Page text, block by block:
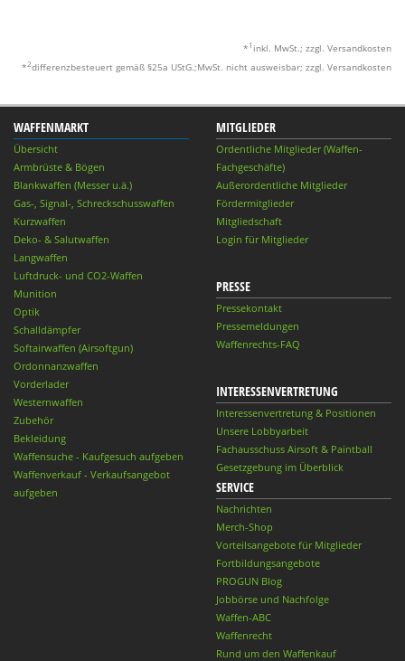
* 1 inkl. MwSt.; zzgl. Versandkosten
*2differenzbesteuert gemäß §25a UStG.;MwSt. nicht ausweisbar; zzgl. Versandkosten
WAFFENMARKT
Übersicht
Armbrüste & Bögen
Blankwaffen (Messer u.ä.)
Gas-, Signal-, Schreckschusswaffen
Kurzwaffen
Deko- & Salutwaffen
Langwaffen
Luftdruck- und CO2-Waffen
Munition
Optik
Schalldämpfer
Softairwaffen (Airsoftgun)
Ordonnanzwaffen
Vorderlader
Westernwaffen
Zubehör
Bekleidung
Waffensuche - Kaufgesuch aufgeben
Waffenverkauf - Verkaufsangebot
aufgeben
MITGLIEDER
Ordentliche Mitglieder (Waffen-
Fachgeschäfte)
Außerordentliche Mitglieder
Fördermitglieder
Mitgliedschaft
Login für Mitglieder
PRESSE
Pressekontakt
Pressemeldungen
Waffenrechts-FAQ
INTERESSENVERTRETUNG
Interessenvertretung & Positionen
Unsere Lobbyarbeit
Fachausschuss Airsoft & Paintball
Gesetzgebung im Überblick
SERVICE
Nachrichten
Merch-Shop
Vorteilsangebote für Mitglieder
Fortbildungsangebote
PROGUN Blog
Jobbörse und Nachfolge
Waffen-ABC
Waffenrecht
Rund um den Waffenkauf